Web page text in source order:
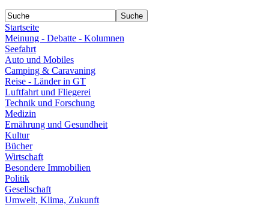
Startseite
Meinung - Debatte - Kolumnen
Seefahrt
Auto und Mobiles
Camping & Caravaning
Reise - Länder in GT
Luftfahrt und Fliegerei
Technik und Forschung
Medizin
Ernährung und Gesundheit
Kultur
Bücher
Wirtschaft
Besondere Immobilien
Politik
Gesellschaft
Umwelt, Klima, Zukunft